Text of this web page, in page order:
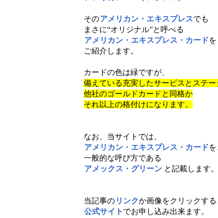
そのアメリカン・エキスプレスでも
まさに“オリジナル”と呼べる
アメリカン・エキスプレス・カードを
ご紹介します。
カードの色は緑ですが、
備えている充実したサービスとステー
他社のゴールドカードと同格か
それ以上の格付けになります。
なお、当サイトでは、
アメリカン・エキスプレス・カードを
一般的な呼び方である
アメックス・グリーン と記載します。
当記事の リンクか画像をクリックする
公式サイト でお申し込み出来ます。